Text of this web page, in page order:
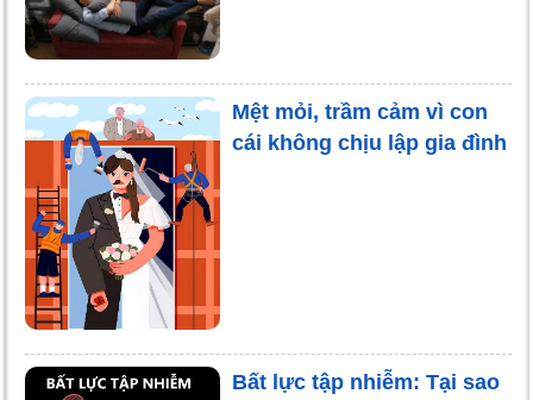
Mệt mỏi, trầm cảm vì con
cái không chịu lập gia đình
Bất lực tập nhiễm: Tại sao